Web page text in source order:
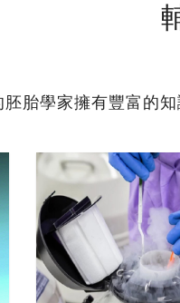
胚胎學家擁有豐富的